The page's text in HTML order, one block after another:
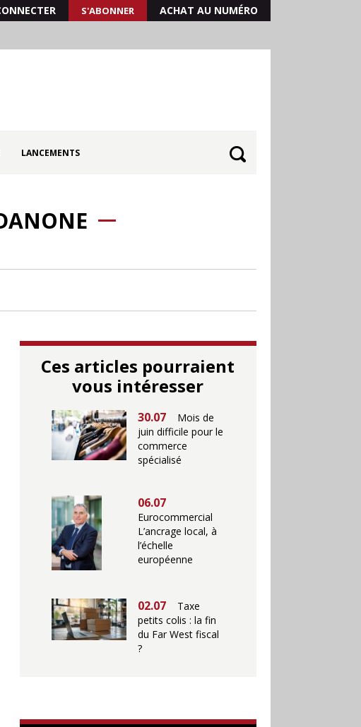
S'ABONNER ACHAT AU NUMÉRO
LANCEMENTS
Ces articles pourraient
vous intéresser
30.07
Mois de
juin difficile pour le
commerce
spécialisé
06.07
Eurocommercial
L’ancrage local, à
l’échelle
européenne
02.07
Taxe
petits colis : la fin
du Far West fiscal
?